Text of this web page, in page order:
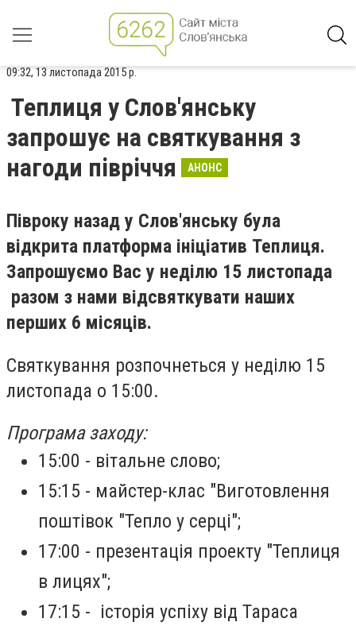
09:32, 13 листопада 2015 р.
Теплиця у Слов'янську
запрошує на святкування з
нагоди півріччя
АНОНС
Півроку назад у Слов'янську була
відкрита платформа ініціатив Теплиця.
Запрошуємо Вас у неділю 15 листопада
разом з нами відсвяткувати наших
перших 6 місяців.
Святкування розпочнеться у неділю 15
листопада о 15:00.
Програма заходу:
15:00 - вітальне слово;
15:15 - майстер-клас "Виготовлення
поштівок "Тепло у серці";
17:00 - презентація проекту "Теплиця
в лицях";
17:15 - історія успіху від Тараса